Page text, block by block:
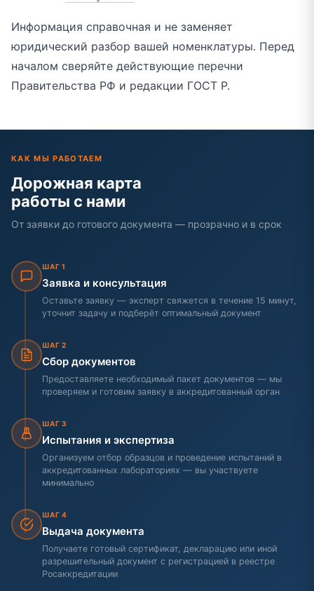
Информация справочная и не заменяет
юридический разбор вашей номенклатуры. Перед
началом сверяйте действующие перечни
Правительства РФ и редакции ГОСТ Р.
КАК МЫ РАБОТАЕМ
Дорожная карта
работы с нами
От заявки до готового документа — прозрачно и в срок
ШАГ 1
Заявка и консультация
Оставьте заявку — эксперт свяжется в течение 15 минут,
уточнит задачу и подберёт оптимальный документ
ШАГ 2
Сбор документов
Предоставляете необходимый пакет документов — мы
проверяем и готовим заявку в аккредитованный орган
ШАГ 3
Испытания и экспертиза
Организуем отбор образцов и проведение испытаний в
аккредитованных лабораториях — вы участвуете
минимально
ШАГ 4
Выдача документа
Получаете готовый сертификат, декларацию или иной
разрешительный документ с регистрацией в реестре
Росаккредитации